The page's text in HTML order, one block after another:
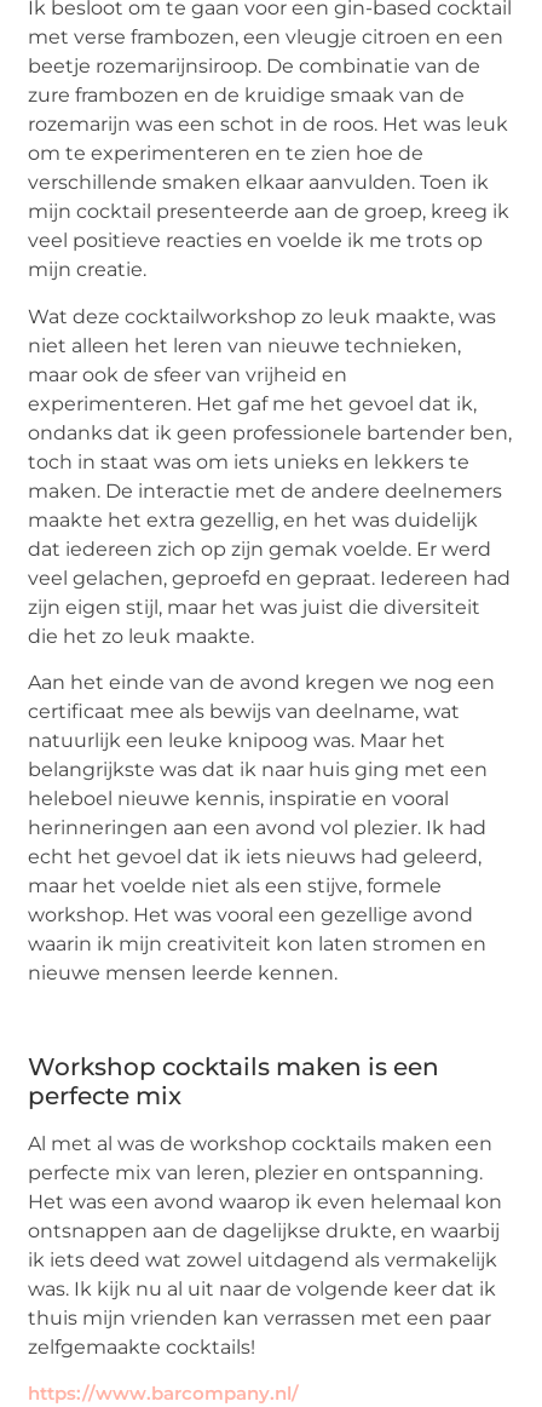
Ik besloot om te gaan voor een gin-based cocktail
met verse frambozen, een vleugje citroen en een
beetje rozemarijnsiroop. De combinatie van de
zure frambozen en de kruidige smaak van de
rozemarijn was een schot in de roos. Het was leuk
om te experimenteren en te zien hoe de
verschillende smaken elkaar aanvulden. Toen ik
mijn cocktail presenteerde aan de groep, kreeg ik
veel positieve reacties en voelde ik me trots op
mijn creatie.
Wat deze cocktailworkshop zo leuk maakte, was
niet alleen het leren van nieuwe technieken,
maar ook de sfeer van vrijheid en
experimenteren. Het gaf me het gevoel dat ik,
ondanks dat ik geen professionele bartender ben,
toch in staat was om iets unieks en lekkers te
maken. De interactie met de andere deelnemers
maakte het extra gezellig, en het was duidelijk
dat iedereen zich op zijn gemak voelde. Er werd
veel gelachen, geproefd en gepraat. Iedereen had
zijn eigen stijl, maar het was juist die diversiteit
die het zo leuk maakte.
Aan het einde van de avond kregen we nog een
certificaat mee als bewijs van deelname, wat
natuurlijk een leuke knipoog was. Maar het
belangrijkste was dat ik naar huis ging met een
heleboel nieuwe kennis, inspiratie en vooral
herinneringen aan een avond vol plezier. Ik had
echt het gevoel dat ik iets nieuws had geleerd,
maar het voelde niet als een stijve, formele
workshop. Het was vooral een gezellige avond
waarin ik mijn creativiteit kon laten stromen en
nieuwe mensen leerde kennen.
Workshop cocktails maken is een
perfecte mix
Al met al was de workshop cocktails maken een
perfecte mix van leren, plezier en ontspanning.
Het was een avond waarop ik even helemaal kon
ontsnappen aan de dagelijkse drukte, en waarbij
ik iets deed wat zowel uitdagend als vermakelijk
was. Ik kijk nu al uit naar de volgende keer dat ik
thuis mijn vrienden kan verrassen met een paar
zelfgemaakte cocktails!
https://www.barcompany.nl/